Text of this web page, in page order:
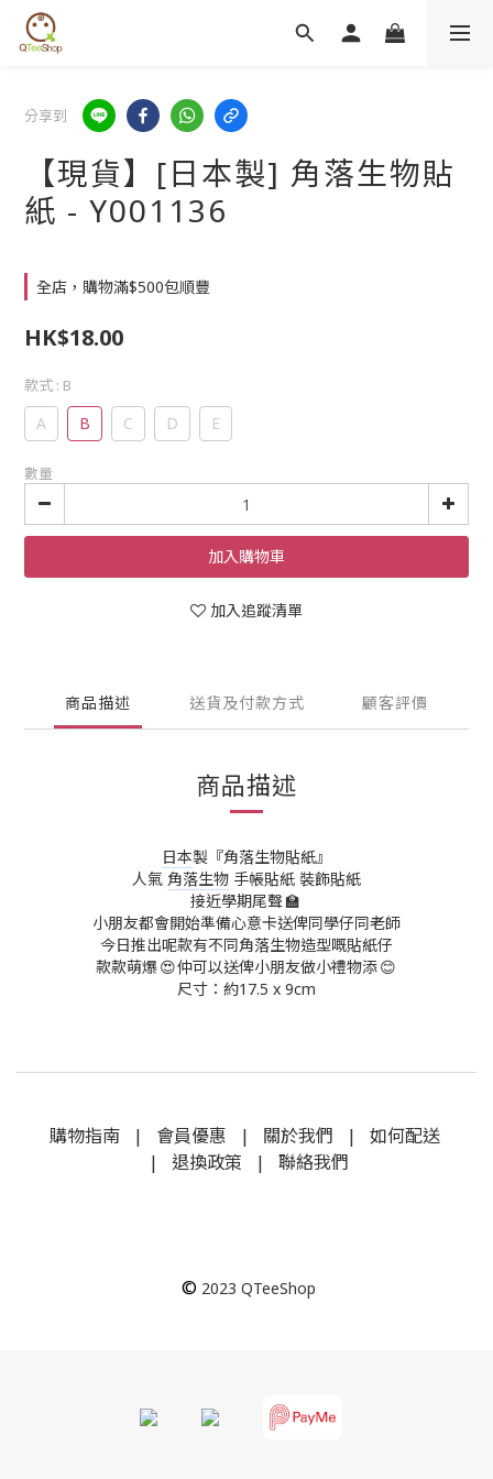
分享到
【現貨】[日本製] 角落生物貼
紙 - Y001136
全店，購物滿$500包順豐
HK$18.00
款式 : B
A B C D E
數量
加入購物車
加入追蹤清單
商品描述 送貨及付款方式 顧客評價
商品描述
日本製 『角落生物貼紙』
人氣 角落生物 手帳貼紙 裝飾貼紙
接近學期尾聲🏫
小朋友都會開始準備心意卡送俾同學仔同老師
今日推出呢款有不同角落生物造型嘅貼紙仔
款款萌爆😍仲可以送俾小朋友做小禮物添😊
尺寸：約17.5 x 9cm
購物指南| 會員優惠 | 關於我們 | 如何配送
| 退換政策 | 聯絡我們
© 2023 QTeeShop